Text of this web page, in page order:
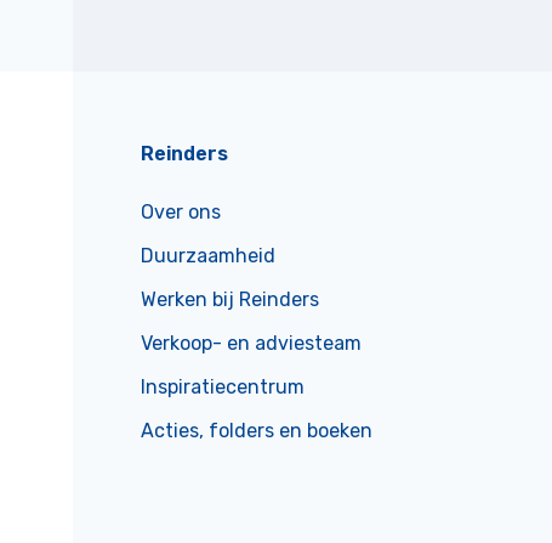
Reinders
Over ons
Duurzaamheid
Werken bij Reinders
Verkoop- en adviesteam
Inspiratiecentrum
Acties, folders en boeken